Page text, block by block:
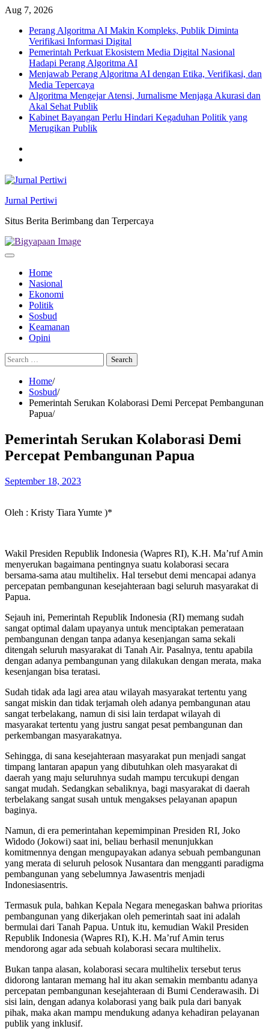
Skip
content
Aug 7, 2026
Perang Algoritma AI Makin Kompleks, Publik Diminta
Verifikasi Informasi Digital
Pemerintah Perkuat Ekosistem Media Digital Nasional
Hadapi Perang Algoritma AI
Menjawab Perang Algoritma AI dengan Etika, Verifikasi, dan
Media Tepercaya
Algoritma Mengejar Atensi, Jurnalisme Menjaga Akurasi dan
Akal Sehat Publik
Kabinet Bayangan Perlu Hindari Kegaduhan Politik yang
Merugikan Publik
Jurnal Pertiwi
Situs Berita Berimbang dan Terpercaya
Home
Nasional
Ekonomi
Politik
Sosbud
Keamanan
Opini
Search
for:
Home
Sosbud
Pemerintah Serukan Kolaborasi Demi Percepat Pembangunan
Papua
Pemerintah Serukan Kolaborasi Demi
Percepat Pembangunan Papua
September 18, 2023
Oleh : Kristy Tiara Yumte )*
Wakil Presiden Republik Indonesia (Wapres RI), K.H. Ma’ruf Amin
menyerukan bagaimana pentingnya suatu kolaborasi secara
bersama-sama atau multihelix. Hal tersebut demi mencapai adanya
percepatan pembangunan kesejahteraan bagi seluruh masyarakat di
Papua.
Sejauh ini, Pemerintah Republik Indonesia (RI) memang sudah
sangat optimal dalam upayanya untuk menciptakan pemerataan
pembangunan dengan tanpa adanya kesenjangan sama sekali
ditengah seluruh masyarakat di Tanah Air. Pasalnya, tentu apabila
dengan adanya pembangunan yang dilakukan dengan merata, maka
kesenjangan bisa teratasi.
Sudah tidak ada lagi area atau wilayah masyarakat tertentu yang
sangat miskin dan tidak terjamah oleh adanya pembangunan atau
sangat terbelakang, namun di sisi lain terdapat wilayah di
masyarakat tertentu yang justru sangat pesat pembangunan dan
perkembangan masyarakatnya.
Sehingga, di sana kesejahteraan masyarakat pun menjadi sangat
timpang lantaran apapun yang dibutuhkan oleh masyarakat di
daerah yang maju seluruhnya sudah mampu tercukupi dengan
sangat mudah. Sedangkan sebaliknya, bagi masyarakat di daerah
terbelakang sangat susah untuk mengakses pelayanan apapun
baginya.
Namun, di era pemerintahan kepemimpinan Presiden RI, Joko
Widodo (Jokowi) saat ini, beliau berhasil menunjukkan
komitmennya dengan mengupayakan adanya sebuah pembangunan
yang merata di seluruh pelosok Nusantara dan mengganti paradigma
pembangunan yang sebelumnya Jawasentris menjadi
Indonesiasentris.
Termasuk pula, bahkan Kepala Negara menegaskan bahwa prioritas
pembangunan yang dikerjakan oleh pemerintah saat ini adalah
bermulai dari Tanah Papua. Untuk itu, kemudian Wakil Presiden
Republik Indonesia (Wapres RI), K.H. Ma’ruf Amin terus
mendorong agar ada sebuah kolaborasi secara multihelix.
Bukan tanpa alasan, kolaborasi secara multihelix tersebut terus
didorong lantaran memang hal itu akan semakin membantu adanya
percepatan pembangunan kesejahteraan di Bumi Cenderawasih. Di
sisi lain, dengan adanya kolaborasi yang baik pula dari banyak
pihak, maka akan mampu mendukung adanya kehadiran pelayanan
publik yang inklusif.